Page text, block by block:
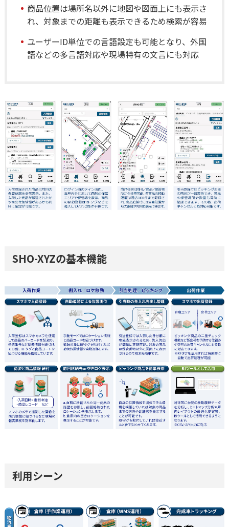
商品位置は場所名以外に地図や図面上にも表示さ
れ、対象までの距離も表示できるため検索が容易
ユーザーID単位での言語設定も可能となり、外国
語などの多言語対応や現場特有の文言にも対応
SHO-XYZの基本機能
利用シーン